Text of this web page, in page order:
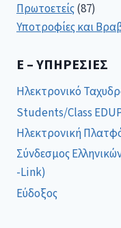
Πρωτοετείς(87)
Υποτροφίες και
E – ΥΠΗΡΕΣΊΕΣ
Ηλεκτρονικό
Students/Class
Ηλεκτρονική
Σύνδεσμος
-Link)
Εύδοξος